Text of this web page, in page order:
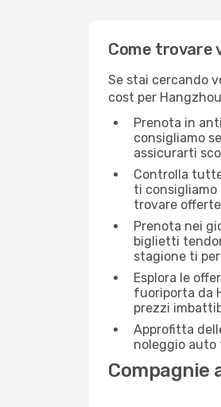
Come trovare
Se stai cercando
cost per
Prenota in
consigliamo
assicurarti
Controlla
ti consigliamo
trovare
Prenota nei
biglietti
stagione ti
Esplora le
fuoriporta da
prezzi
Approfitta
noleggio
Compagnie